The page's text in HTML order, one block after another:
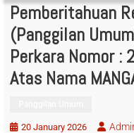
Pemberitahuan
(Panggilan
Perkara Nomor :
Atas Nama
20 January 2026